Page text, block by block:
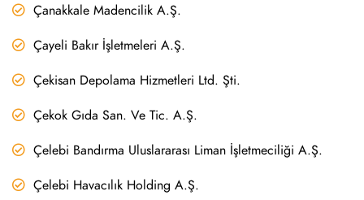
Çanakkale Madencilik A.Ş.
Çayeli Bakır İşletmeleri A.Ş.
Çekisan Depolama Hizmetleri Ltd. Şti.
Çekok Gıda San. Ve Tic. A.Ş.
Çelebi Bandırma Uluslararası Liman İşletmeciliği A.Ş.
Çelebi Havacılık Holding A.Ş.